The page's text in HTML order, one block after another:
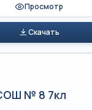
Просмотр
Скачать
№ 8 7кл